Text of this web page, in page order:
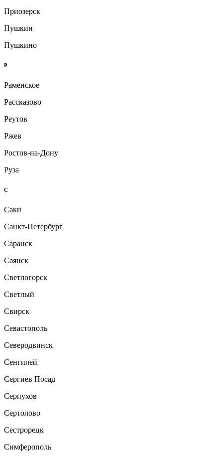
Приозерск
Пушкин
Пушкино
Р
Раменское
Рассказово
Реутов
Ржев
Ростов-на-Дону
Руза
С
Саки
Санкт-Петербург
Саранск
Саянск
Светлогорск
Светлый
Свирск
Севастополь
Северодвинск
Сенгилей
Сергиев Посад
Серпухов
Сертолово
Сестрорецк
Симферополь